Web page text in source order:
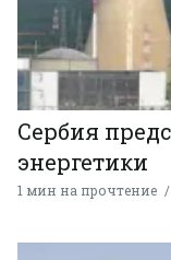
Сербия
энергетики
1 мин на прочтение